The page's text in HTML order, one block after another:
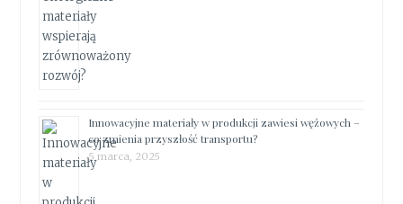
Innowacyjne materiały w produkcji zawiesi wężowych –
co zmienia przyszłość transportu?
5 marca, 2025